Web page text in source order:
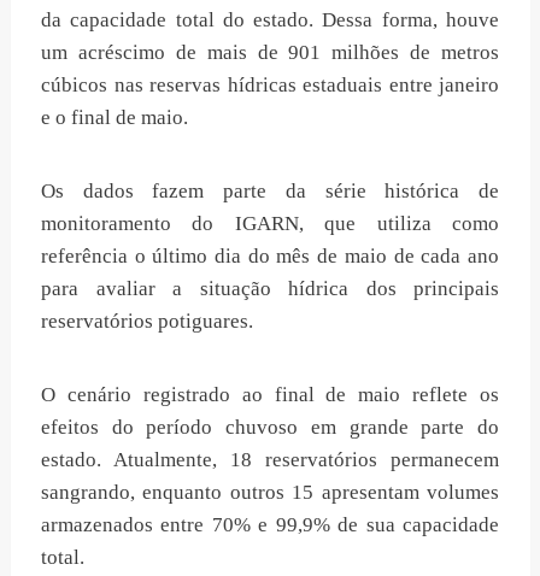
da capacidade total do estado. Dessa forma, houve
um acréscimo de mais de 901 milhões de metros
cúbicos nas reservas hídricas estaduais entre janeiro
e o final de maio.
Os dados fazem parte da série histórica de
monitoramento do IGARN, que utiliza como
referência o último dia do mês de maio de cada ano
para avaliar a situação hídrica dos principais
reservatórios potiguares.
O cenário registrado ao final de maio reflete os
efeitos do período chuvoso em grande parte do
estado. Atualmente, 18 reservatórios permanecem
sangrando, enquanto outros 15 apresentam volumes
armazenados entre 70% e 99,9% de sua capacidade
total.